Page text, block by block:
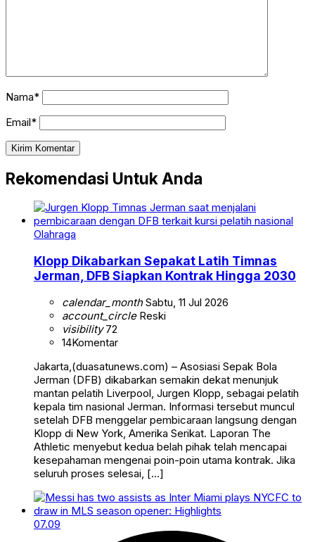
Nama*
Email*
Rekomendasi Untuk Anda
Olahraga
Klopp Dikabarkan Sepakat Latih Timnas
Jerman, DFB Siapkan Kontrak Hingga 2030
calendar_monthSabtu, 11 Jul 2026
account_circleReski
visibility72
14Komentar
Jakarta,(duasatunews.com) – Asosiasi Sepak Bola
Jerman (DFB) dikabarkan semakin dekat menunjuk
mantan pelatih Liverpool, Jurgen Klopp, sebagai pelatih
kepala tim nasional Jerman. Informasi tersebut muncul
setelah DFB menggelar pembicaraan langsung dengan
Klopp di New York, Amerika Serikat. Laporan The
Athletic menyebut kedua belah pihak telah mencapai
kesepahaman mengenai poin-poin utama kontrak. Jika
seluruh proses selesai, […]
07.09